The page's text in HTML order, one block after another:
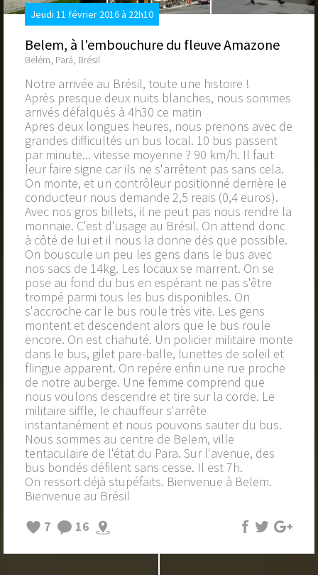
Jeudi 11 février 2016 à 22h10
Belem, à l'embouchure du fleuve Amazone
Belém, Pará, Brésil
Notre arrivée au Brésil, toute une histoire !
Après presque deux nuits blanches, nous sommes
arrivés défalqués à 4h30 ce matin
Apres deux longues heures, nous prenons avec de
grandes difficultés un bus local. 10 bus passent
par minute... vitesse moyenne ? 90 km/h. Il faut
leur faire signe car ils ne s'arrêtent pas sans cela.
On monte, et un contrôleur positionné derrière le
conducteur nous demande 2,5 reais (0,4 euros).
Avec nos gros billets, il ne peut pas nous rendre la
monnaie. C'est d'usage au Brésil. On attend donc
à côté de lui et il nous la donne dès que possible.
On bouscule un peu les gens dans le bus avec
nos sacs de 14kg. Les locaux se marrent. On se
pose au fond du bus en espérant ne pas s'être
trompé parmi tous les bus disponibles. On
s'accroche car le bus roule très vite. Les gens
montent et descendent alors que le bus roule
encore. On est chahuté. Un policier militaire monte
dans le bus, gilet pare-balle, lunettes de soleil et
flingue apparent. On repére enfin une rue proche
de notre auberge. Une femme comprend que
nous voulons descendre et tire sur la corde. Le
militaire siffle, le chauffeur s'arrête
instantanément et nous pouvons sauter du bus.
Nous sommes au centre de Belem, ville
tentaculaire de l'état du Para. Sur l'avenue, des
bus bondés défilent sans cesse. Il est 7h.
On ressort déjà stupéfaits. Bienvenue à Belem.
Bienvenue au Brésil
7
16